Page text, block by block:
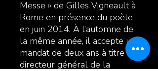
Messe » de Gilles Vigneault à
Rome en présence du poète
en juin 2014. À l’automne de
la même année, il accepte un
mandat de deux ans à titre de
directeur général de la